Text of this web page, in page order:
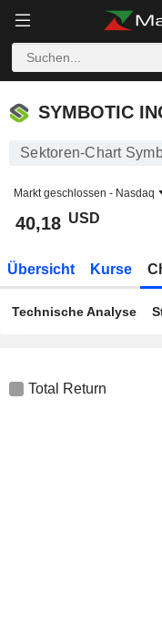
SYMBOTIC INC.
SYMBOTIC
Sektoren-Chart
Markt geschlossen - Nasdaq
40,18 USD
Übersicht Kurse
Technische Analyse
Total Return